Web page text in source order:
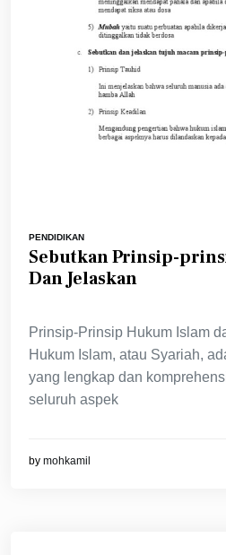
PENDIDIKAN
Sebutkan Prinsip-
Dan Jelaskan
Prinsip-Prinsip Hukum Islam
Hukum Islam, atau Syariah,
yang lengkap dan
seluruh aspek
by mohkamil